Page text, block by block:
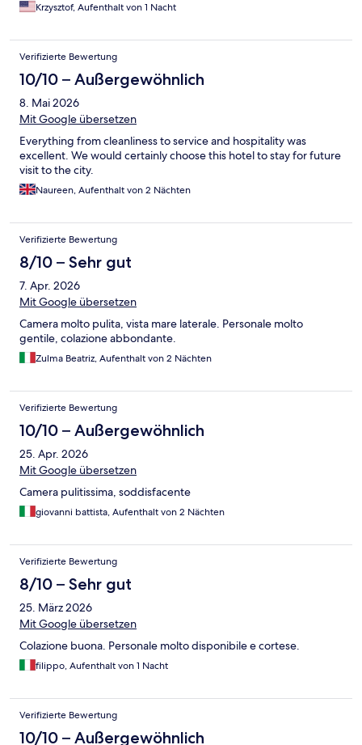
Krzysztof, Aufenthalt von 1 Nacht
Verifizierte Bewertung
10/10 – Außergewöhnlich
8. Mai 2026
Mit Google übersetzen
Everything from cleanliness to service and hospitality was
excellent. We would certainly choose this hotel to stay for future
visit to the city.
Naureen, Aufenthalt von 2 Nächten
Verifizierte Bewertung
8/10 – Sehr gut
7. Apr. 2026
Mit Google übersetzen
Camera molto pulita, vista mare laterale. Personale molto
gentile, colazione abbondante.
Zulma Beatriz, Aufenthalt von 2 Nächten
Verifizierte Bewertung
10/10 – Außergewöhnlich
25. Apr. 2026
Mit Google übersetzen
Camera pulitissima, soddisfacente
giovanni battista, Aufenthalt von 2 Nächten
Verifizierte Bewertung
8/10 – Sehr gut
25. März 2026
Mit Google übersetzen
Colazione buona. Personale molto disponibile e cortese.
filippo, Aufenthalt von 1 Nacht
Verifizierte Bewertung
10/10 – Außergewöhnlich